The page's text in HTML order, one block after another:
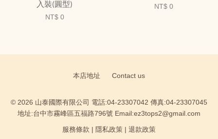
入裝(圓型)
NT$ 0
NT$ 0
本店地址 Contact us
© 2026 山泰國際有限公司 電話:04-23307042 傳真:04-23307045
地址:台中市霧峰區五福路796號 Email:ez3tops2@gmail.com
服務條款 | 隱私政策 | 退款政策